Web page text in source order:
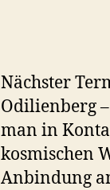
Nächster
Odilienberg
man in
kosmischen
Anbindung